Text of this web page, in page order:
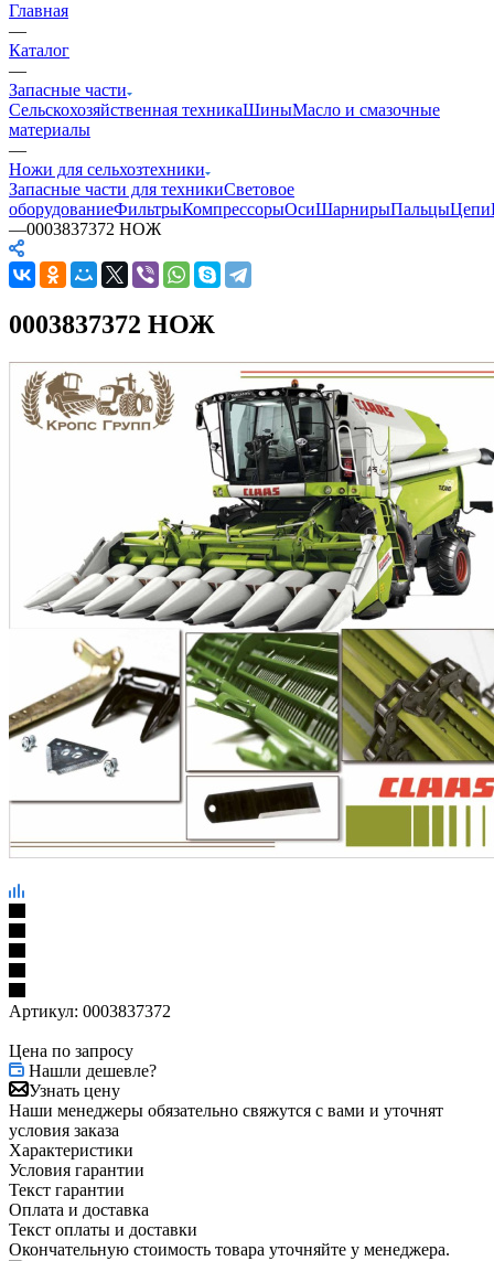
Главная
—
Каталог
—
Запасные части
Сельскохозяйственная техникаШиныМасло и смазочные
материалы
—
Ножи для сельхозтехники
Запасные части для техникиСветовое
оборудованиеФильтрыКомпрессорыОсиШарнирыПальцыЦепи
—0003837372 НОЖ
0003837372 НОЖ
Артикул: 0003837372
Цена по запросу
Нашли дешевле?
Узнать цену
Наши менеджеры обязательно свяжутся с вами и уточнят
условия заказа
Характеристики
Условия гарантии
Текст гарантии
Оплата и доставка
Текст оплаты и доставки
Окончательную стоимость товара уточняйте у менеджера.